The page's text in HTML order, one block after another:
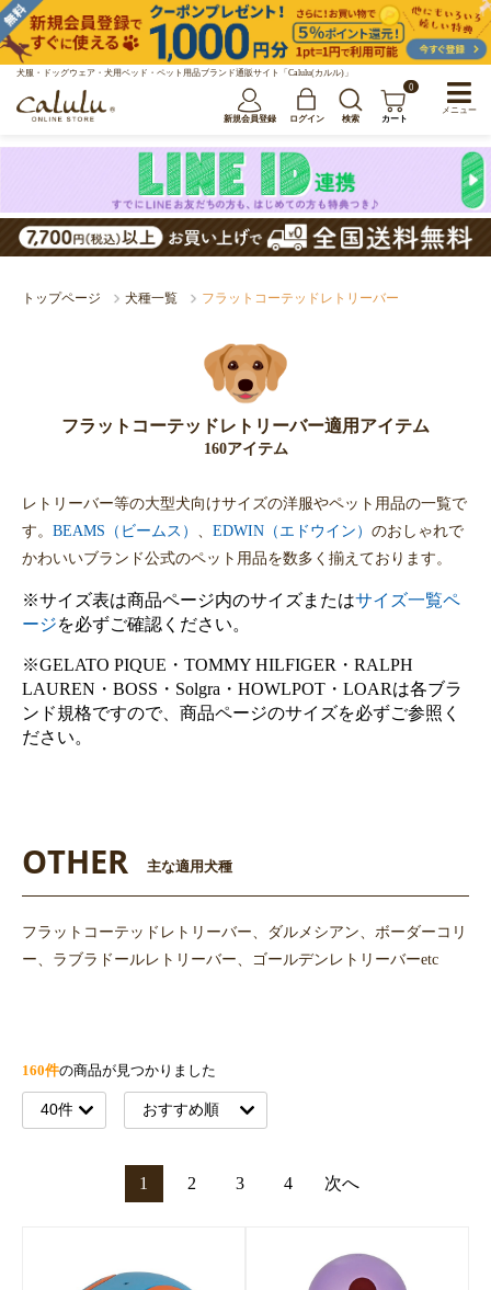
犬服・ドッグウェア・犬用ベッド・ペット用品ブランド通販サイト「Calulu(カルル)」
新規会員登録 ログイン 検索
0
カート
トップページ 犬種一覧 フラットコーテッドレトリーバー
フラットコーテッドレトリーバー適用アイテム
160アイテム
レトリーバー等の大型犬向けサイズの洋服やペット用品の一覧で
す。 BEAMS（ビームス） EDWIN（エドウイン） のおしゃれで
かわいいブランド公式のペット用品を数多く揃えております。
※サイズ表は商品ページ内のサイズまたはサイズ一覧ペ
ージを必ずご確認ください。
※GELATO PIQUE・TOMMY HILFIGER・RALPH
LAUREN・BOSS・Solgra・HOWLPOT・LOARは各ブラ
ンド規格ですので、商品ページのサイズを必ずご参照く
ださい。
OTHER 主な適用犬種
フラットコーテッドレトリーバー、ダルメシアン、ボーダーコリ
ー、ラブラドールレトリーバー、ゴールデンレトリーバーetc
160件の商品が見つかりました
1 2 3 4 次へ
メニュー